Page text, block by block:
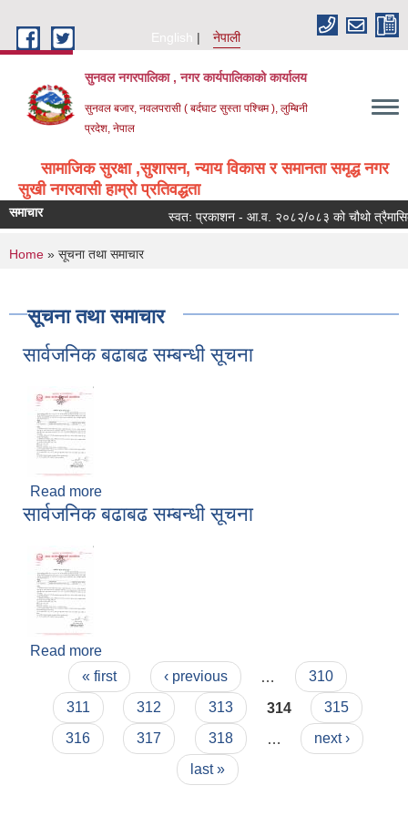
English
नेपाली
सुनवल नगरपालिका , नगर कार्यपालिकाको कार्यालय
सुनवल बजार, नवलपरासी ( बर्दघाट सुस्ता पश्चिम ), लुम्बिनी
प्रदेश, नेपाल
सामाजिक सुरक्षा ,सुशासन, न्याय विकास र समानता समृद्ध नगर
सुखी नगरवासी हाम्रो प्रतिवद्धता
समाचार स्वत: प्रकाशन - आ.व. २०८२/०८३ को चौथो त्रैमासिक
You are here
Home » सूचना तथा समाचार
सूचना तथा समाचार
सार्वजनिक बढाबढ सम्बन्धी सूचना
Read more
सार्वजनिक बढाबढ सम्बन्धी सूचना
Read more
Pages« first ‹ previous
310
311
312 313 314
315
316
317 318
next ›
last »